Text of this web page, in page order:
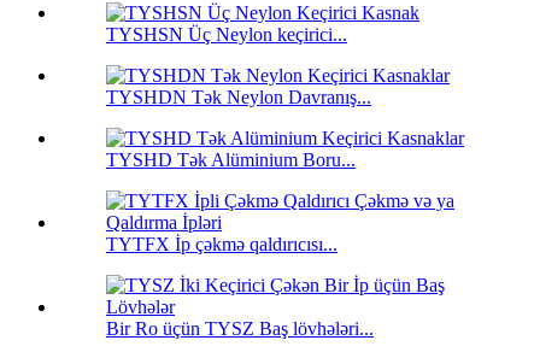
TYSHSN Üç Neylon keçirici...
TYSHDN Tək Neylon Davranış...
TYSHD Tək Alüminium Boru...
TYTFX İp çəkmə qaldırıcısı...
Bir Ro üçün TYSZ ​​Baş lövhələri...